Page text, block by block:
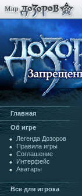
Главная
Oб игре
Легенда Дозоров
Правила игры
Cоглашение
Интерфейс
Аватары
Все для игрока